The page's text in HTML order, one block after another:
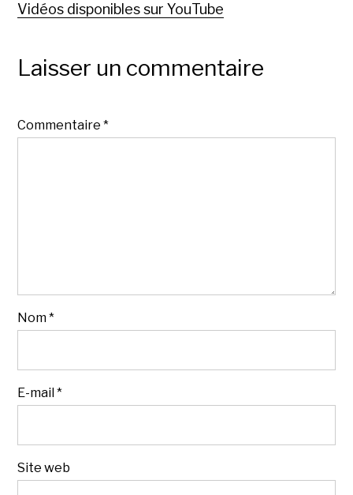
Vidéos disponibles sur YouTube
Laisser un commentaire
Commentaire*
Nom*
E-mail*
Site web